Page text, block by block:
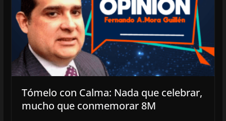
Tómelo con Calma: Nada que celebrar,
mucho que conmemorar 8M